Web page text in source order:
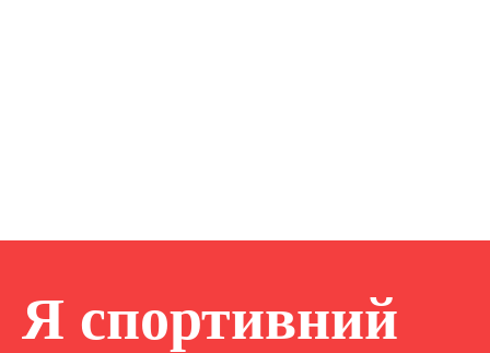
Я спортивний